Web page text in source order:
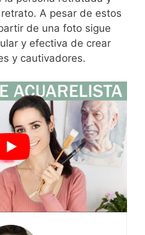
A pesar de ​estos
de una foto ‌sigue
y efectiva de crear
y cautivadores.